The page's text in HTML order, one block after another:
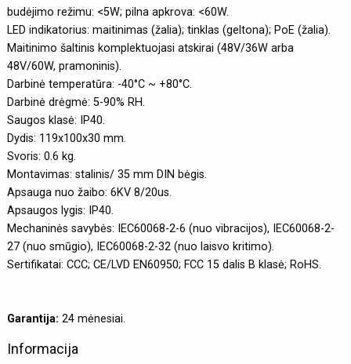
budėjimo režimu: <5W; pilna apkrova: <60W.
LED indikatorius: maitinimas (žalia); tinklas (geltona); PoE (žalia).
Maitinimo šaltinis komplektuojasi atskirai (48V/36W arba
48V/60W, pramoninis).
Darbinė temperatūra: -40°C ~ +80°C.
Darbinė drėgmė: 5-90% RH.
Saugos klasė: IP40.
Dydis: 119x100x30 mm.
Svoris: 0.6 kg.
Montavimas: stalinis/ 35 mm DIN bėgis.
Apsauga nuo žaibo: 6KV 8/20us.
Apsaugos lygis: IP40.
Mechaninės savybės: IEC60068-2-6 (nuo vibracijos), IEC60068-2-
27 (nuo smūgio), IEC60068-2-32 (nuo laisvo kritimo).
Sertifikatai: CCC; CE/LVD EN60950; FCC 15 dalis B klasė; RoHS.
Garantija: 24 mėnesiai.
Informacija